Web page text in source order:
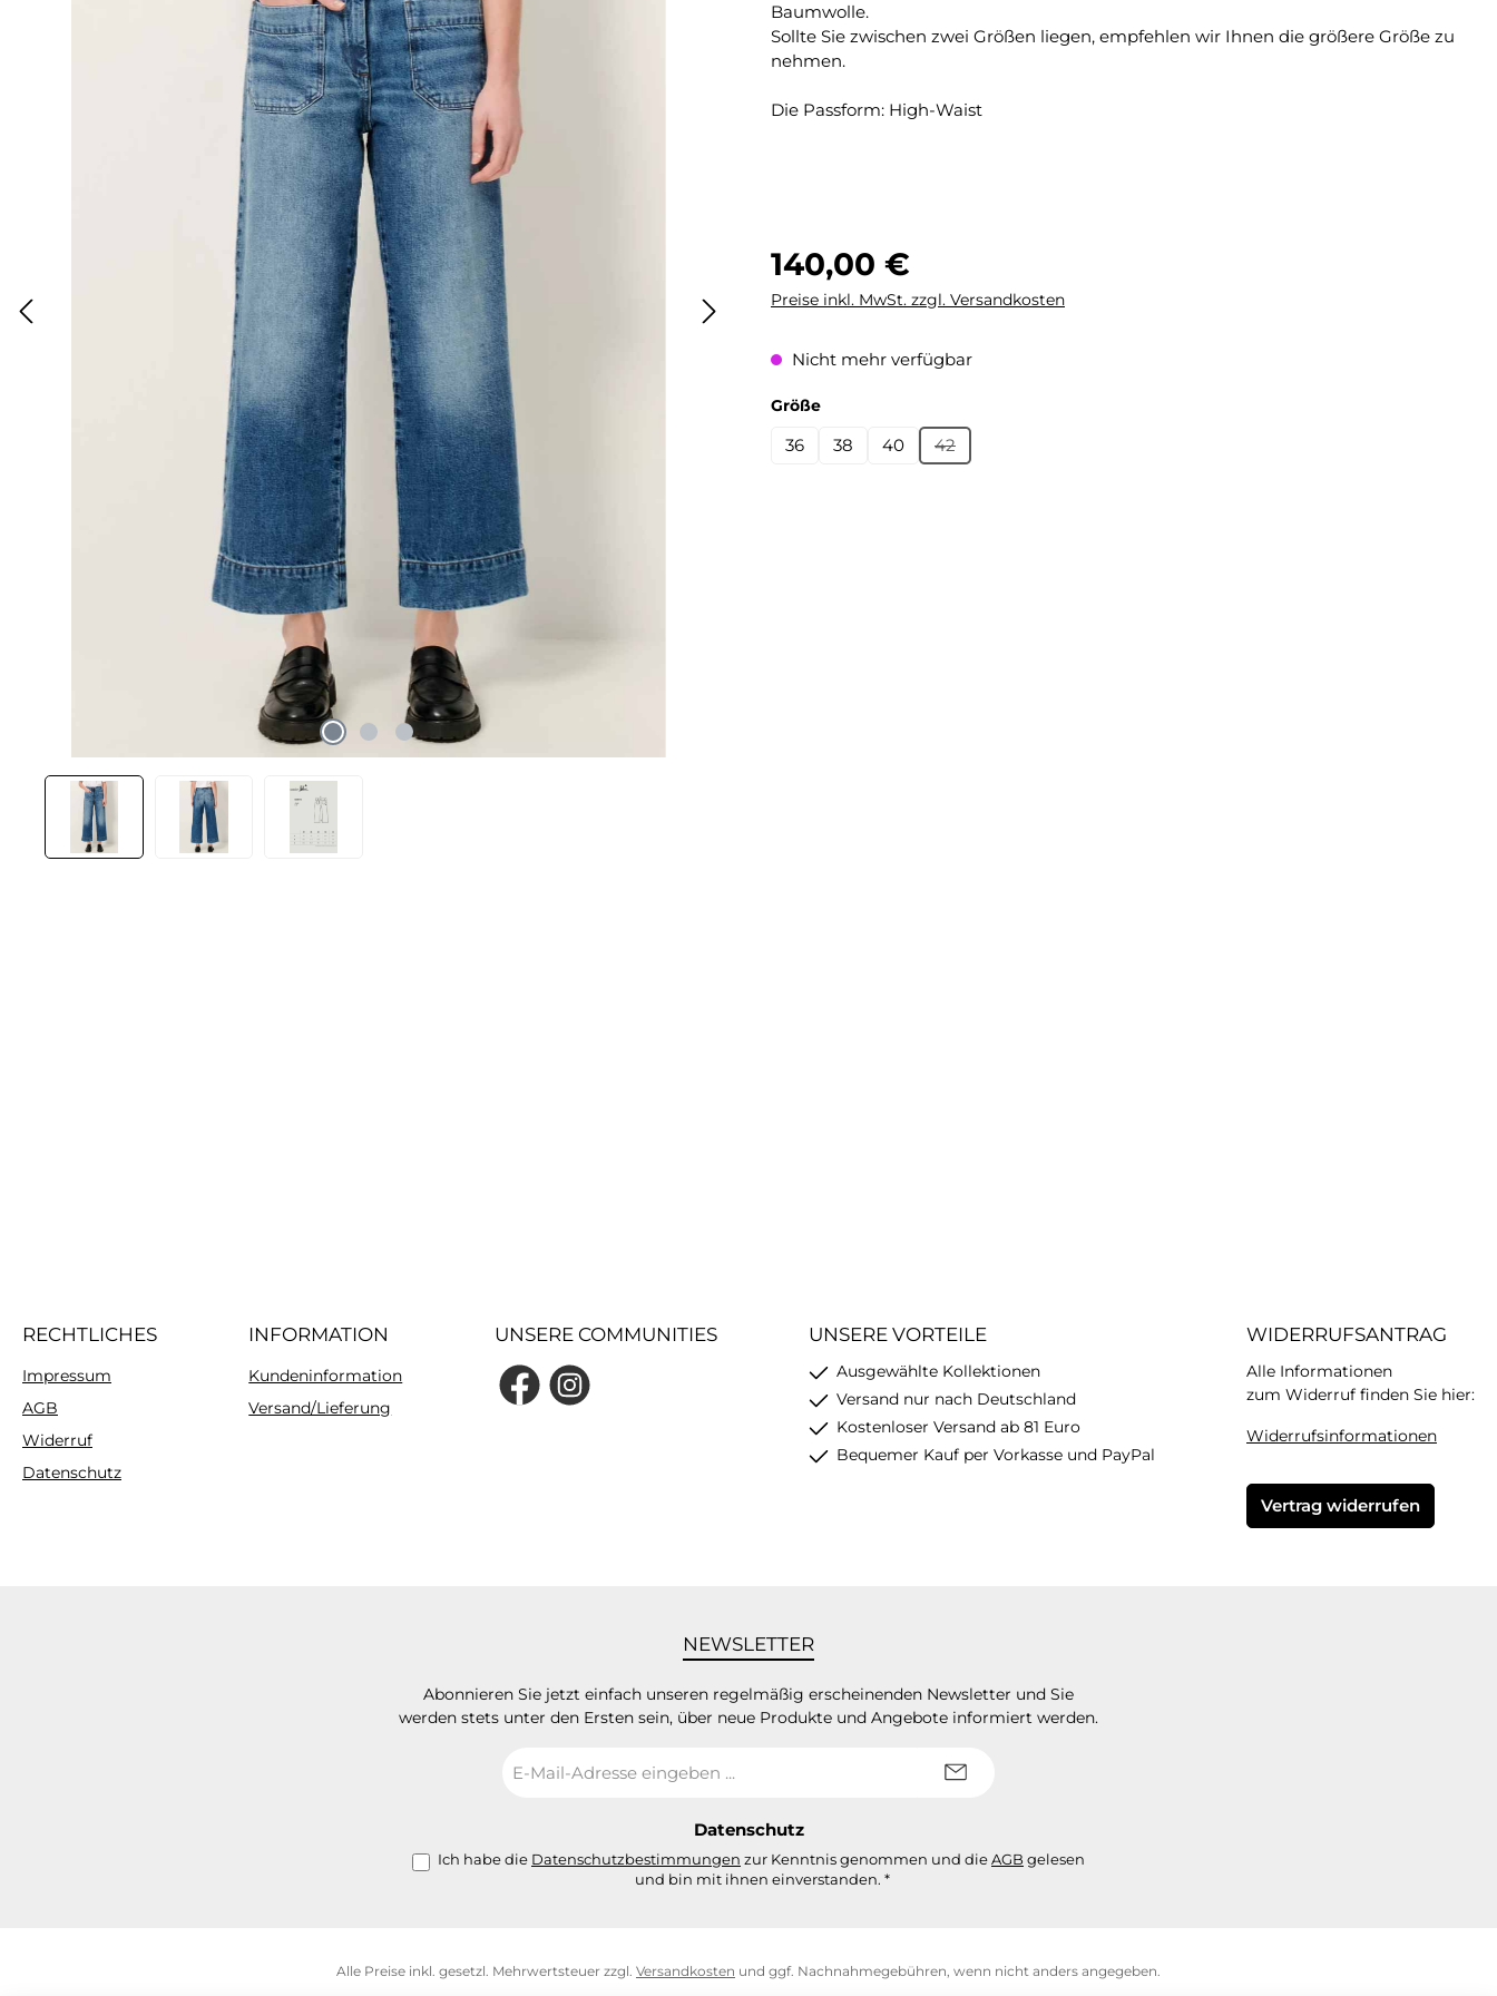
Baumwolle.
Sollte Sie zwischen zwei Größen liegen, empfehlen wir Ihnen die größere Größe zu
nehmen.
Die Passform: High-Waist
Regulärer Preis:
140,00 €
Preise inkl. MwSt. zzgl. Versandkosten
Nicht mehr verfügbar
Größeauswählen
36 38 40 42
(Diese Option ist zurzeit nicht verfügbar.)
RECHTLICHES
Impressum
AGB
Widerruf
Datenschutz
INFORMATION
Kundeninformation
Versand/Lieferung
UNSERE COMMUNITIES
FacebookInstagram
UNSERE VORTEILE
Ausgewählte Kollektionen
Versand nur nach Deutschland
Kostenloser Versand ab 81 Euro
Bequemer Kauf per Vorkasse und PayPal
WIDERRUFSANTRAG
Alle Informationen
zum Widerruf finden Sie hier:
Widerrufsinformationen
Vertrag widerrufen
NEWSLETTER
Abonnieren Sie jetzt einfach unseren regelmäßig erscheinenden Newsletter und Sie
werden stets unter den Ersten sein, über neue Produkte und Angebote informiert werden.
Mail-
Datenschutz
Ich habe die Datenschutzbestimmungen zur Kenntnis genommen und dieAGB gelesen
und bin mit ihnen einverstanden. *
Alle Preise inkl. gesetzl. Mehrwertsteuer zzgl. Versandkosten und ggf. Nachnahmegebühren, wenn nicht anders angegeben.